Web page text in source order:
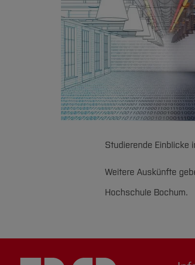
Studierende Einblicke
Weitere Auskünfte
Hochschule Bochum.